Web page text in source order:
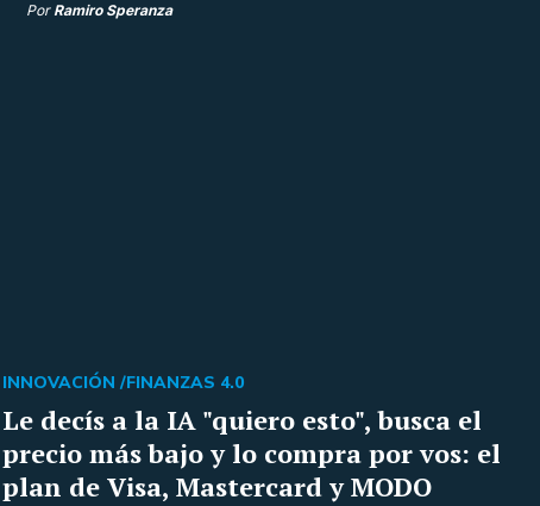
Por Ramiro Speranza
Le decís a la IA "quiero esto", busca el
precio más bajo y lo compra por vos: el
plan de Visa, Mastercard y MODO
INNOVACIÓN /FINANZAS 4.0